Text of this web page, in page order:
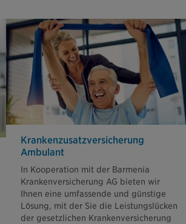
Krankenzusatz­versicherung
Ambulant
In Kooperation mit der Barmenia
Krankenversicherung AG bieten wir
Ihnen eine umfassende und günstige
Lösung, mit der Sie die Leistungslücken
der gesetzlichen Krankenversicherung